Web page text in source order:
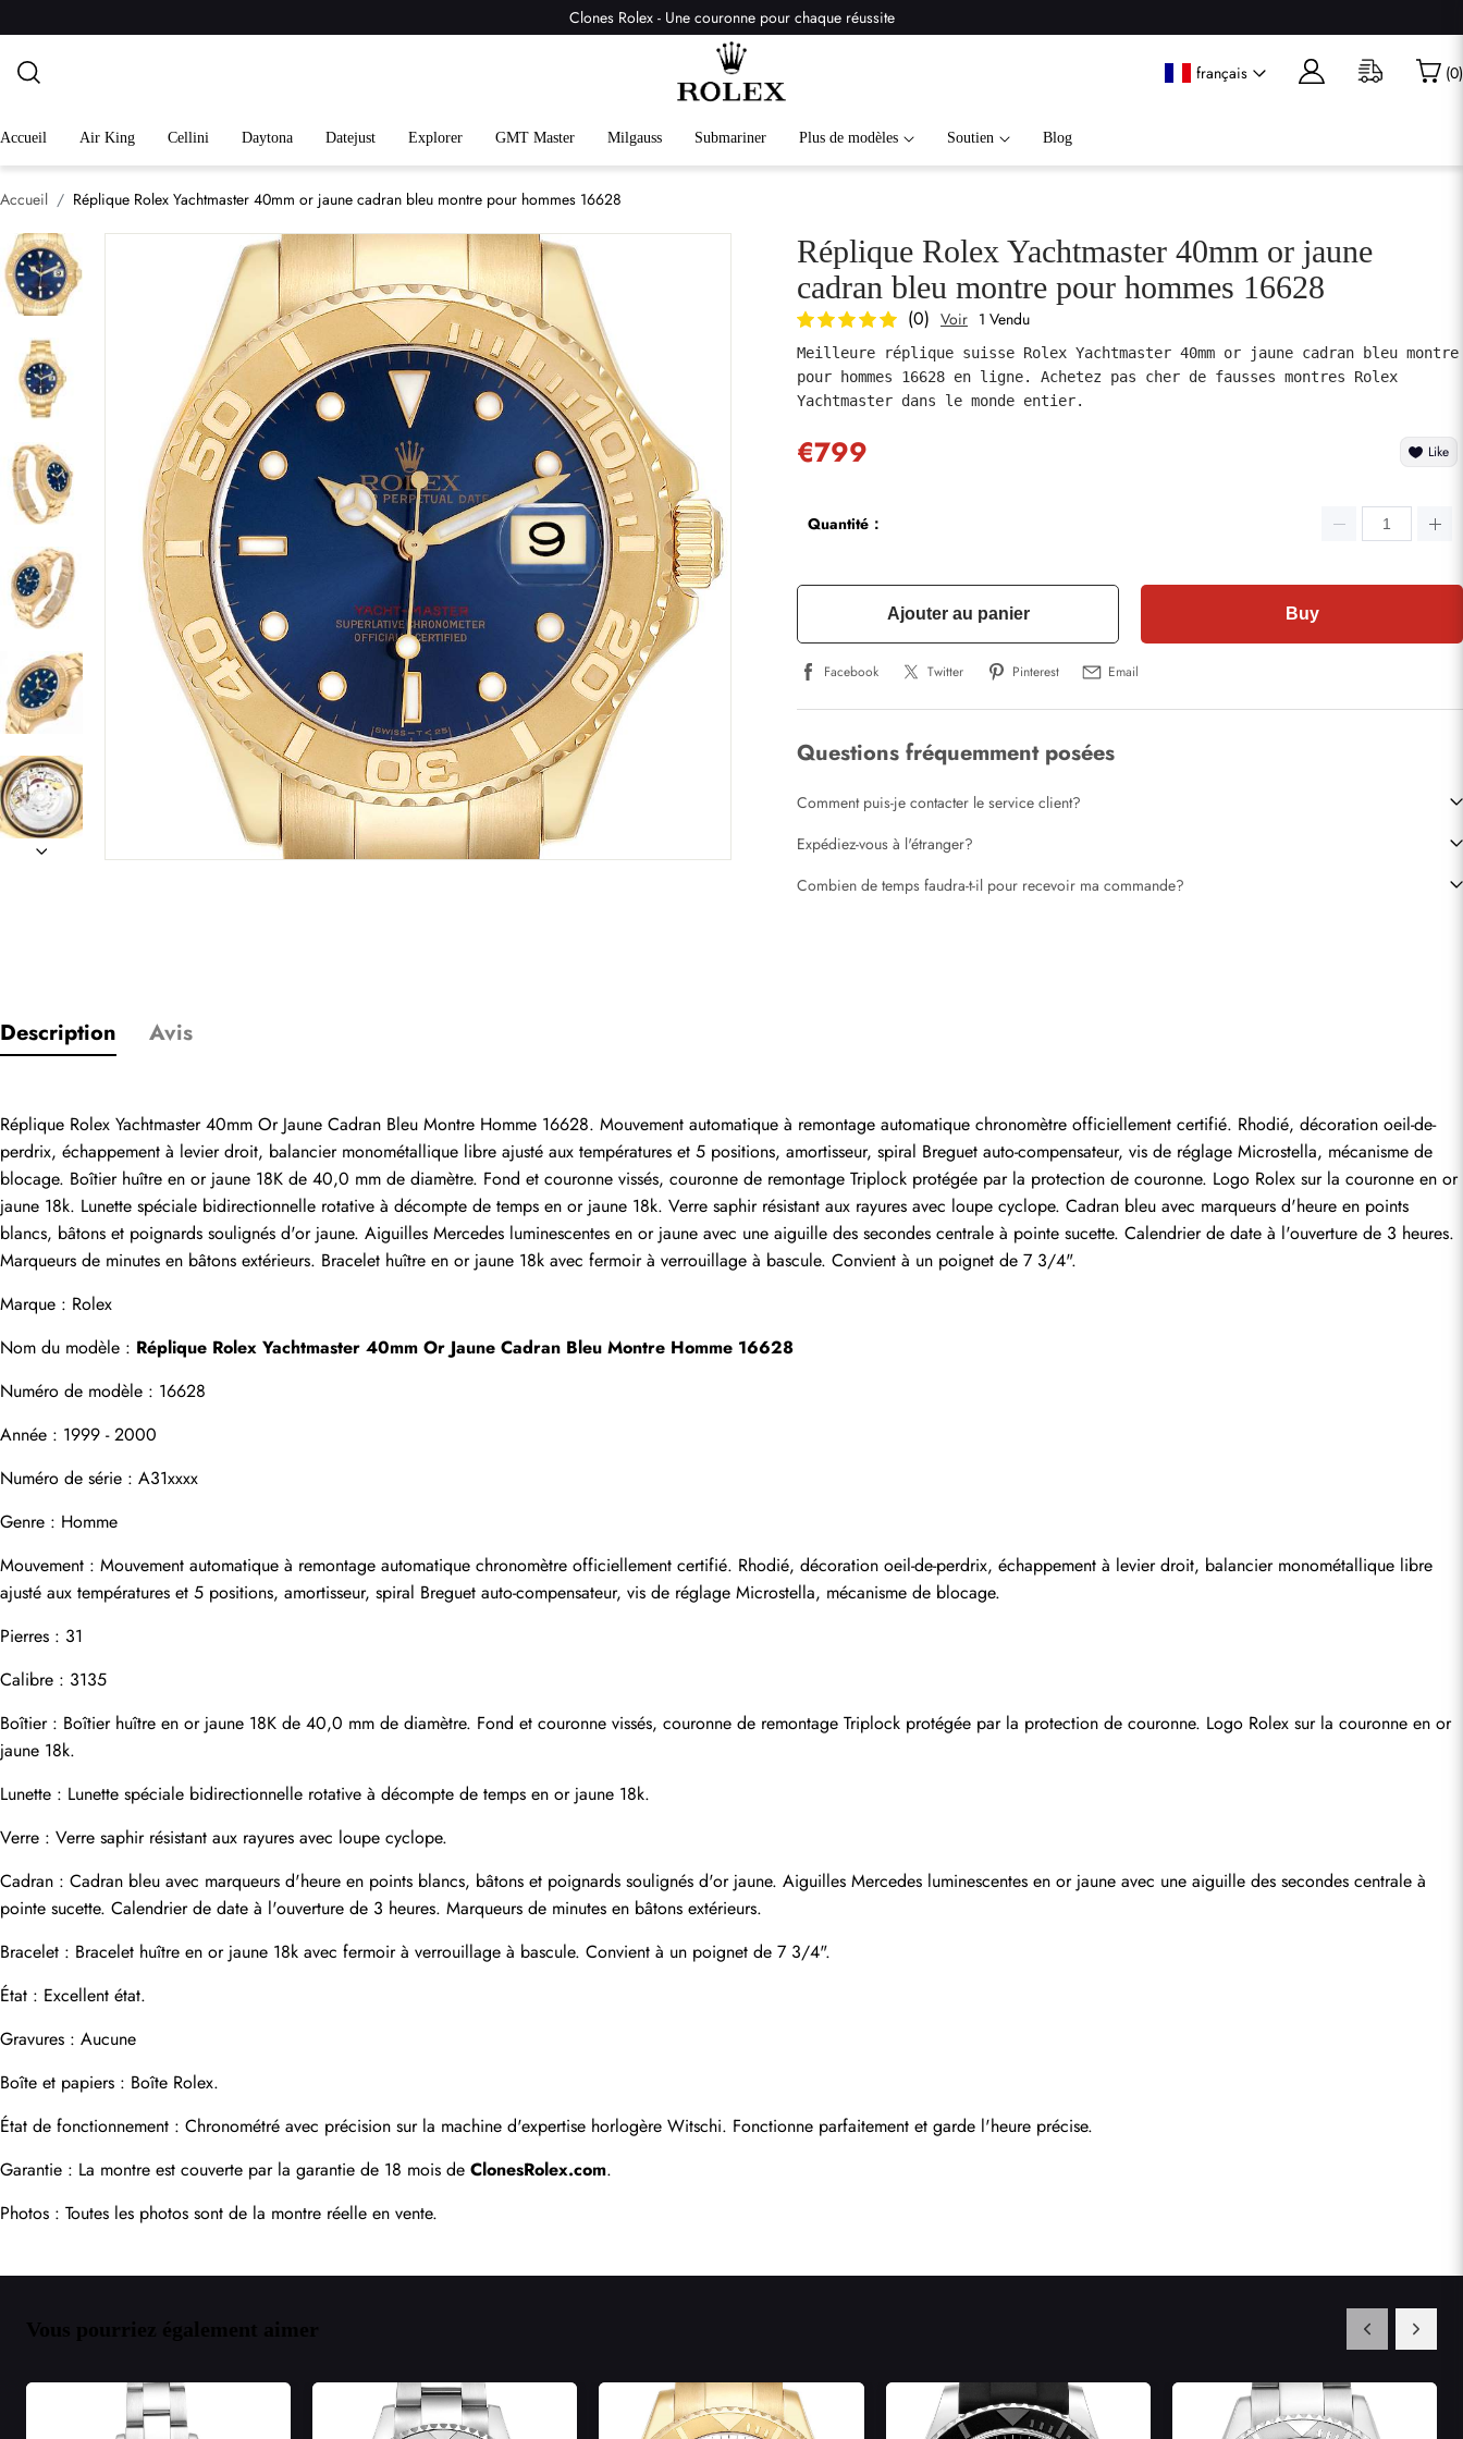
Clones Rolex - Une couronne pour chaque réussite
français (0)
Accueil Air King Cellini Daytona Datejust Explorer GMT Master Milgauss Submariner Plus de modèles Soutien Blog
Accueil Réplique Rolex Yachtmaster 40mm or jaune cadran bleu montre pour hommes 16628
Réplique Rolex Yachtmaster 40mm or jaune
cadran bleu montre pour hommes 16628
(0) Voir 1 Vendu
Meilleure réplique suisse Rolex Yachtmaster 40mm or jaune cadran bleu montre
pour hommes 16628 en ligne. Achetez pas cher de fausses montres Rolex
Yachtmaster dans le monde entier.
€799 Like
Quantité：
Ajouter au panier Buy
Facebook Twitter Pinterest Email
Questions fréquemment posées
Comment puis-je contacter le service client?
Expédiez-vous à l'étranger?
Combien de temps faudra-t-il pour recevoir ma commande?
Description Avis
Réplique Rolex Yachtmaster 40mm Or Jaune Cadran Bleu Montre Homme 16628. Mouvement automatique à remontage automatique chronomètre officiellement certifié. Rhodié, décoration oeil-de-
perdrix, échappement à levier droit, balancier monométallique libre ajusté aux températures et 5 positions, amortisseur, spiral Breguet auto-compensateur, vis de réglage Microstella, mécanisme de
blocage. Boîtier huître en or jaune 18K de 40,0 mm de diamètre. Fond et couronne vissés, couronne de remontage Triplock protégée par la protection de couronne. Logo Rolex sur la couronne en or
jaune 18k. Lunette spéciale bidirectionnelle rotative à décompte de temps en or jaune 18k. Verre saphir résistant aux rayures avec loupe cyclope. Cadran bleu avec marqueurs d'heure en points
blancs, bâtons et poignards soulignés d'or jaune. Aiguilles Mercedes luminescentes en or jaune avec une aiguille des secondes centrale à pointe sucette. Calendrier de date à l'ouverture de 3 heures.
Marqueurs de minutes en bâtons extérieurs. Bracelet huître en or jaune 18k avec fermoir à verrouillage à bascule. Convient à un poignet de 7 3/4".
Marque : Rolex
Nom du modèle : Réplique Rolex Yachtmaster 40mm Or Jaune Cadran Bleu Montre Homme 16628
Numéro de modèle : 16628
Année : 1999 - 2000
Numéro de série : A31xxxx
Genre : Homme
Mouvement : Mouvement automatique à remontage automatique chronomètre officiellement certifié. Rhodié, décoration oeil-de-perdrix, échappement à levier droit, balancier monométallique libre
ajusté aux températures et 5 positions, amortisseur, spiral Breguet auto-compensateur, vis de réglage Microstella, mécanisme de blocage.
Pierres : 31
Calibre : 3135
Boîtier : Boîtier huître en or jaune 18K de 40,0 mm de diamètre. Fond et couronne vissés, couronne de remontage Triplock protégée par la protection de couronne. Logo Rolex sur la couronne en or
jaune 18k.
Lunette : Lunette spéciale bidirectionnelle rotative à décompte de temps en or jaune 18k.
Verre : Verre saphir résistant aux rayures avec loupe cyclope.
Cadran : Cadran bleu avec marqueurs d'heure en points blancs, bâtons et poignards soulignés d'or jaune. Aiguilles Mercedes luminescentes en or jaune avec une aiguille des secondes centrale à
pointe sucette. Calendrier de date à l'ouverture de 3 heures. Marqueurs de minutes en bâtons extérieurs.
Bracelet : Bracelet huître en or jaune 18k avec fermoir à verrouillage à bascule. Convient à un poignet de 7 3/4".
État : Excellent état.
Gravures : Aucune
Boîte et papiers : Boîte Rolex.
État de fonctionnement : Chronométré avec précision sur la machine d'expertise horlogère Witschi. Fonctionne parfaitement et garde l'heure précise.
Garantie : La montre est couverte par la garantie de 18 mois de ClonesRolex.com.
Photos : Toutes les photos sont de la montre réelle en vente.
Vous pourriez également aimer
Seuls les clients ayant acheté cet article sont autorisés à laisser un commentaire.
Évaluation
Adresse e-mail
Message
S'abonner